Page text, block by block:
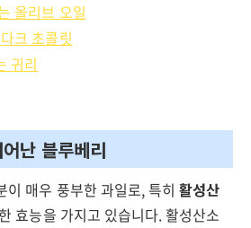
올리브 오일
크 초콜릿
귀리
난 블루베리
이 매우 풍부한 과일로, 특히 활성산
효능을 가지고 있습니다. 활성산소